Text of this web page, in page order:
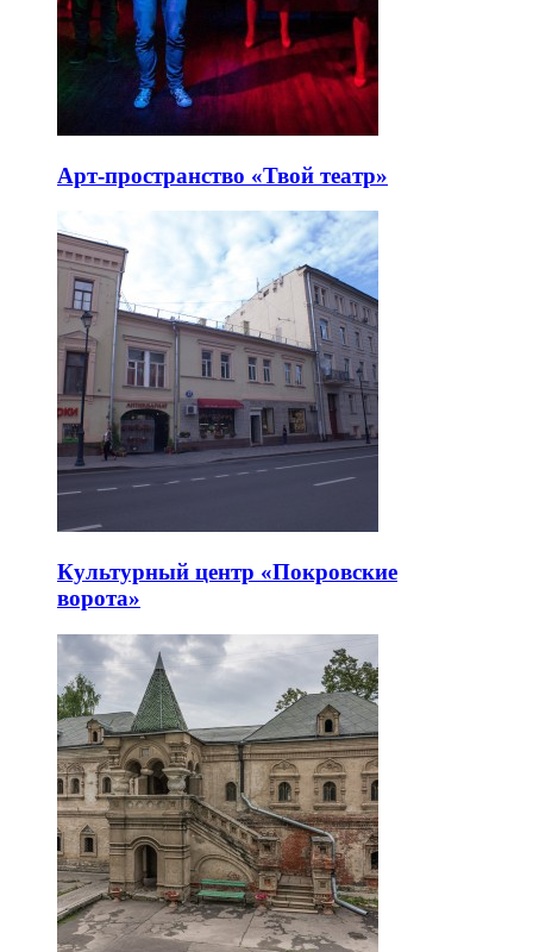
Арт-пространство «Твой театр»
Культурный центр «Покровские
ворота»